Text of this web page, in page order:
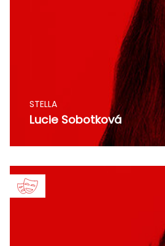
STELLA
Lucie Sobotková